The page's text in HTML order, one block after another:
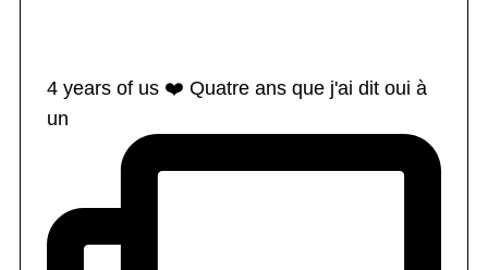
4 years of us ❤️ Quatre ans que j'ai dit oui à
un